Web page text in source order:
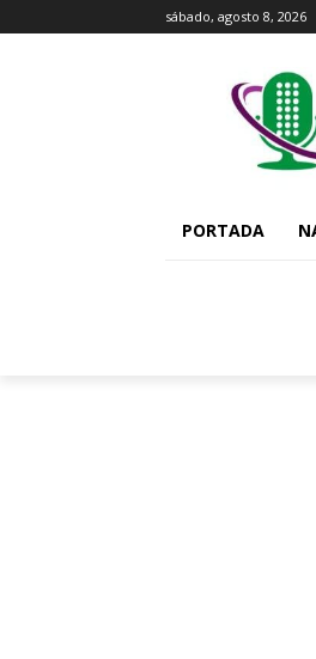
sábado, agosto 8, 2026
PORTADA